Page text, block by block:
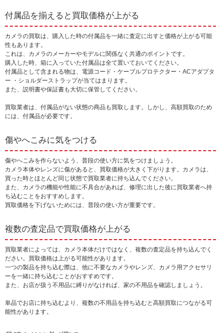
付属品を揃えると買取価格が上がる
カメラの買取は、購入した時の付属品を一緒に査定に出すと価格が上がる可能
性もあります。
これは、カメラのメーカーやモデルに関係なく共通のポイントです。
購入した時、箱に入っていた付属品は全て置いておいてください。
付属品として含まれる物は、電源コード・ケーブルプロテクター・ACアダプタ
ー ・ショルダーストラップが当てはまります。
また、説明書や保証書も大切に保管してください。
買取業者は、付属品がない状態の商品も買取します。しかし、高額買取のため
には、付属品が必要です。
傷やへこみに気をつける
傷やへこみを作らないよう、普段の使い方に気をつけましょう。
カメラ本体やレンズに傷があると、買取価格が大きく下がります。カメラは、
買った時とほとんど同じ状態で買取業者に持ち込んでください。
また、カメラの機能や性能に不具合があれば、修理に出した後に買取業者へ持
ち込むことをおすすめします。
買取価格を下げないためには、普段の使い方が重要です。
複数の査定品で買取価格が上がる
買取業者によっては、カメラ本体だけではなく、複数の査定品を持ち込んでく
ださい。買取価格は上がる可能性があります。
一つの製品を持ち込む際は、他に不要なカメラやレンズ、カメラ用アクセサリ
ーを一緒に持ち込むことがおすすめです。
また、お店が扱う不用品に縛りがなければ、家の不用品を確認しましょう。
単品でお店に持ち込むより、複数の不用品を持ち込むと高額買取につながる可
能性があります。